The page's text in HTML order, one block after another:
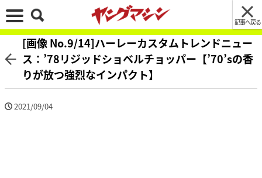
記事へ戻る
[画像 No.9/14]ハーレーカスタムトレンドニュー
ス：’78リジッドショベルチョッパー【’70’sの香
りが放つ強烈なインパクト】
2021/09/04